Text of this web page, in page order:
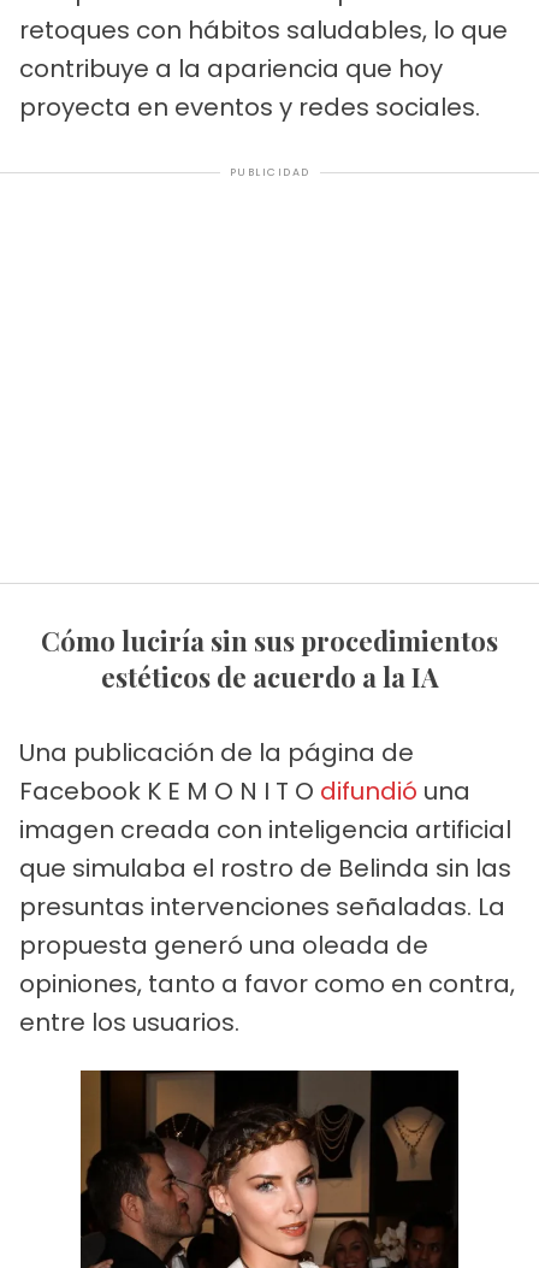
retoques con hábitos saludables, lo que
contribuye a la apariencia que hoy
proyecta en eventos y redes sociales.
PUBLICIDAD
Cómo luciría sin sus procedimientos
estéticos de acuerdo a la IA
Una publicación de la página de
Facebook K E M O N I T O difundió una
imagen creada con inteligencia artificial
que simulaba el rostro de Belinda sin las
presuntas intervenciones señaladas. La
propuesta generó una oleada de
opiniones, tanto a favor como en contra,
entre los usuarios.